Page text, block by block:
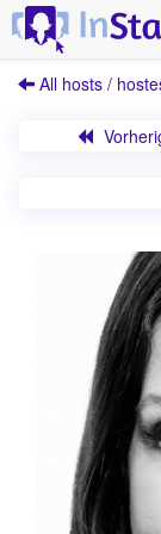
All hosts /